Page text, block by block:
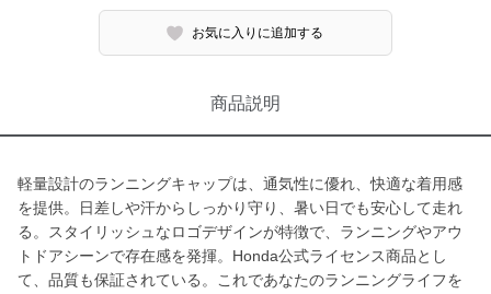
お気に入りに追加する
商品説明
軽量設計のランニングキャップは、通気性に優れ、快適な着用感
を提供。日差しや汗からしっかり守り、暑い日でも安心して走れ
る。スタイリッシュなロゴデザインが特徴で、ランニングやアウ
トドアシーンで存在感を発揮。Honda公式ライセンス商品とし
て、品質も保証されている。これであなたのランニングライフを